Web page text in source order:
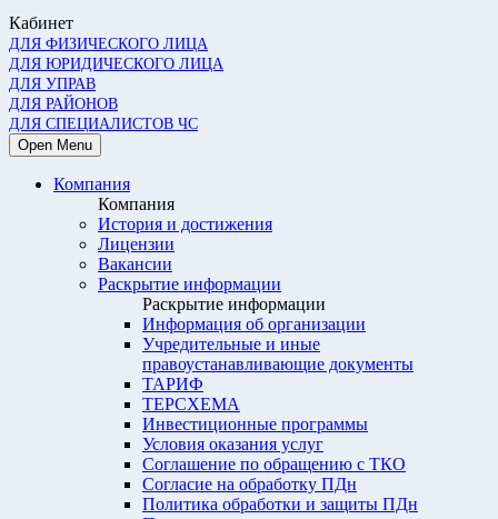
Кабинет
ДЛЯ ФИЗИЧЕСКОГО ЛИЦА
ДЛЯ ЮРИДИЧЕСКОГО ЛИЦА
ДЛЯ УПРАВ
ДЛЯ РАЙОНОВ
ДЛЯ СПЕЦИАЛИСТОВ ЧС
Open Menu
Компания
Компания
История и достижения
Лицензии
Вакансии
Раскрытие информации
Раскрытие информации
Информация об организации
Учредительные и иные
правоустанавливающие документы
ТАРИФ
ТЕРСХЕМА
Инвестиционные программы
Условия оказания услуг
Соглашение по обращению с ТКО
Согласие на обработку ПДн
Политика обработки и защиты ПДн